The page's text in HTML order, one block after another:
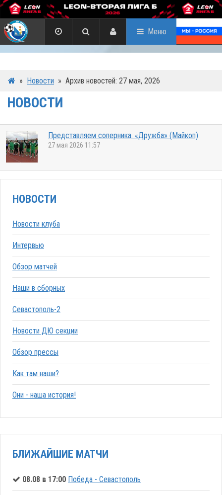
Меню
» Новости » Архив новостей: 27 мая, 2026
НОВОСТИ
Представляем соперника. «Дружба» (Майкоп)
27 мая 2026 11:57
НОВОСТИ
Новости клуба
Интервью
Обзор матчей
Наши в сборных
Севастополь-2
Новости ДЮ секции
Обзор прессы
Как там наши?
Они - наша история!
БЛИЖАЙШИЕ МАТЧИ
08.08 в 17:00 Победа - Севастополь